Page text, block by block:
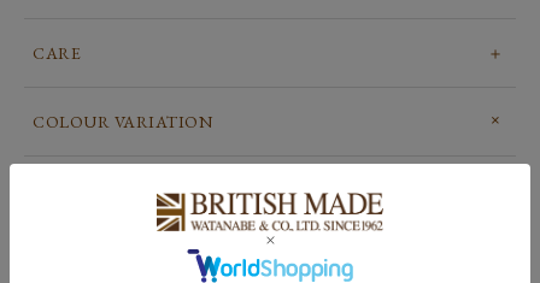
CARE
COLOUR VARIATION